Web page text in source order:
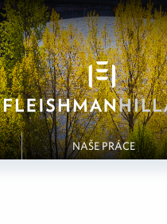
NAŠE PRÁCE